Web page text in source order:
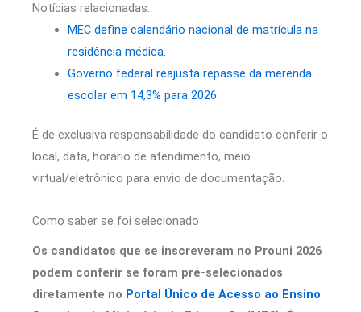
Notícias relacionadas:
MEC define calendário nacional de matrícula na
residência médica.
Governo federal reajusta repasse da merenda
escolar em 14,3% para 2026.
É de exclusiva responsabilidade do candidato conferir o
local, data, horário de atendimento, meio
virtual/eletrônico para envio de documentação.
Como saber se foi selecionado
Os candidatos que se inscreveram no Prouni 2026
podem conferir se foram pré-selecionados
diretamente no Portal Único de Acesso ao Ensino